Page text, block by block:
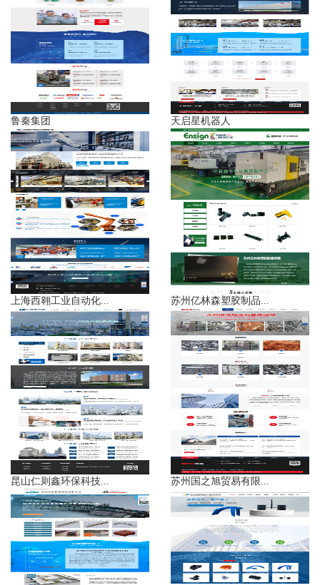
鲁秦集团 天启星机器人
上海西翱工业自动化... 苏州亿林森塑胶制品...
昆山仁则鑫环保科技... 苏州国之旭贸易有限...